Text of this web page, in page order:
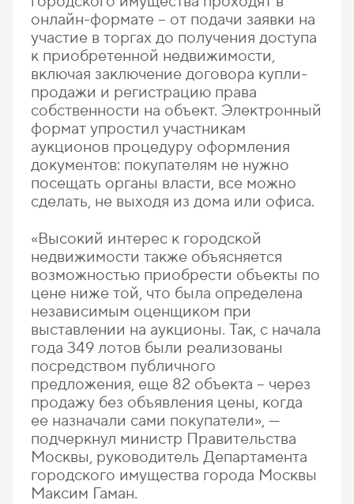
онлайн-формате – от подачи заявки на
участие в торгах до получения доступа
к приобретенной недвижимости,
включая заключение договора купли-
продажи и регистрацию права
собственности на объект. Электронный
формат упростил участникам
аукционов процедуру оформления
документов: покупателям не нужно
посещать органы власти, все можно
сделать, не выходя из дома или офиса.
«Высокий интерес к городской
недвижимости также объясняется
возможностью приобрести объекты по
цене ниже той, что была определена
независимым оценщиком при
выставлении на аукционы. Так, с начала
года 349 лотов были реализованы
посредством публичного
предложения, еще 82 объекта – через
продажу без объявления цены, когда
ее назначали сами покупатели», —
подчеркнул министр Правительства
Москвы, руководитель Департамента
городского имущества города Москвы
Максим Гаман.